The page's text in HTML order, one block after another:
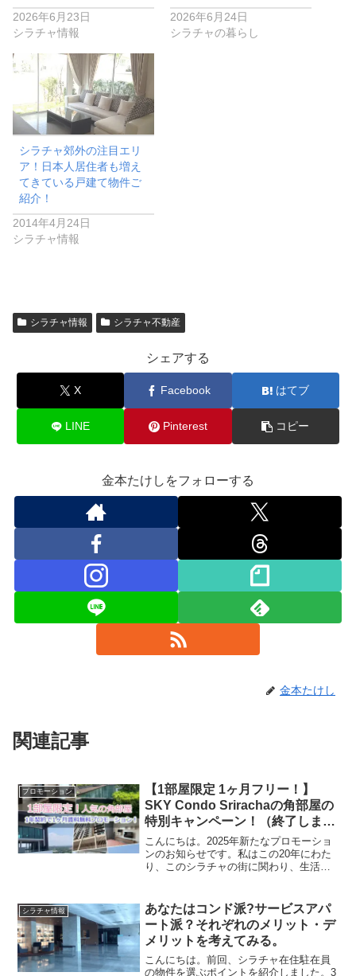
2026年6月23日
シラチャ情報
2026年6月24日
シラチャの暮らし
シラチャ郊外の注目エリ
ア！日本人居住者も増え
てきている戸建て物件ご
紹介！
2014年4月24日
シラチャ情報
シラチャ情報 シラチャ不動産
シェアする
X Facebook はてブ
LINE Pinterest コピー
金本たけしをフォローする
金本たけし
関連記事
プロモーション
【1部屋限定 1ヶ月フリー！】
SKY Condo Srirachaの角部屋の
特別キャンペーン！（終了しまし
た。）
こんにちは。2025年新たなプロモーショ
ンのお知らせです。私はこの20年にわた
り、このシラチャの街に関わり、生活し
した。私自身が海外暮らしで経験してき
た不安や戸惑い。そ...
シラチャ情報
あなたはコンド派?サービスアパ
ート派？それぞれのメリット・デ
メリットを考えてみる。
こんにちは。前回、シラチャ在住駐在員
の物件を選ぶポイントを紹介しました。3